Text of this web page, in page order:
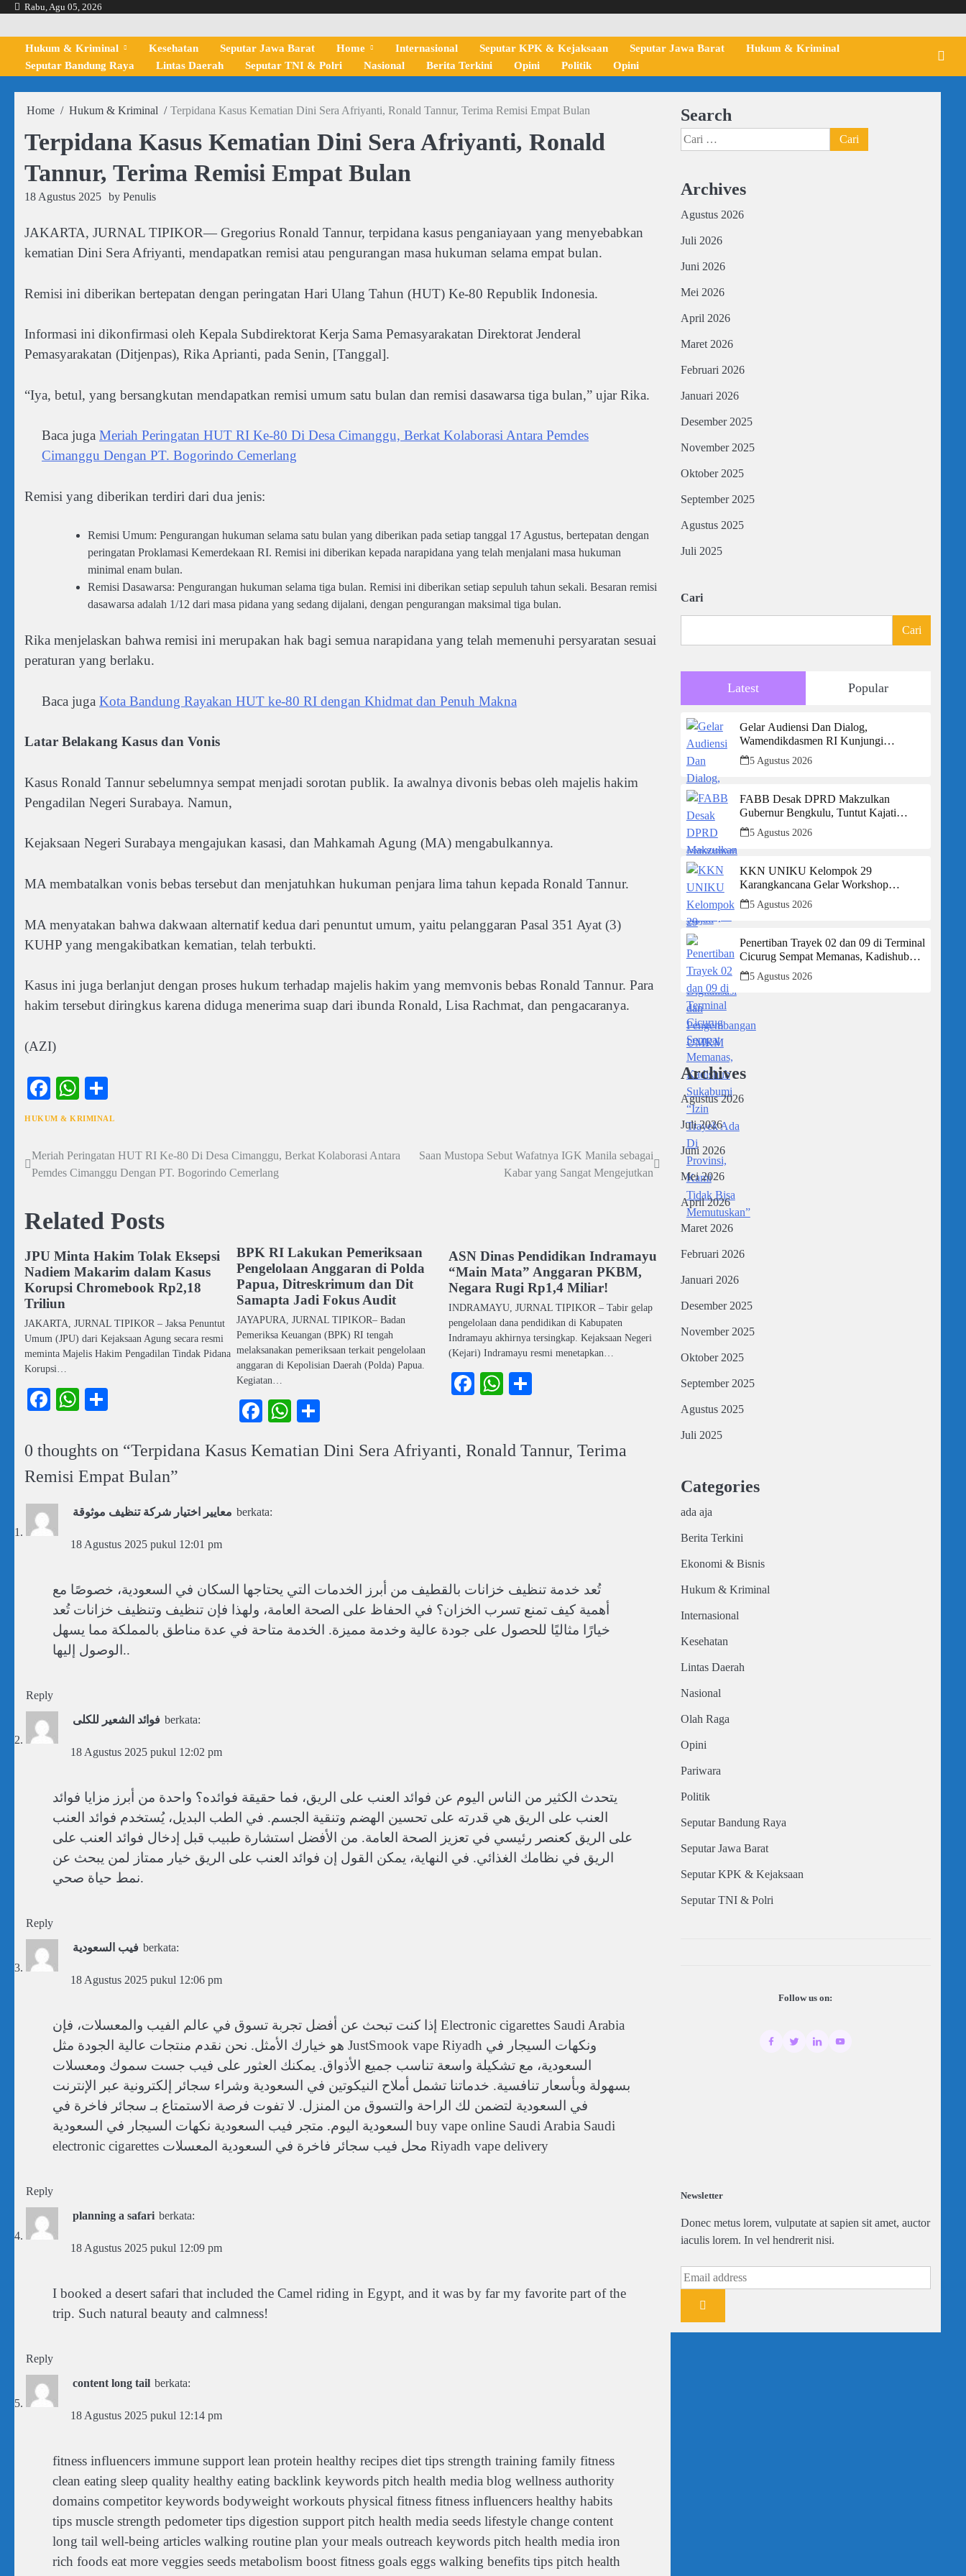
Skip
content
Rabu, Agu 05, 2026
Hukum & Kriminal Kesehatan Seputar Jawa Barat Home Internasional Seputar KPK & Kejaksaan Seputar Jawa Barat
Hukum & Kriminal
Seputar Bandung Raya
Lintas Daerah Seputar TNI & Polri Nasional Berita Terkini Opini Politik Opini
Home Hukum & Kriminal Terpidana Kasus Kematian Dini Sera Afriyanti, Ronald Tannur, Terima Remisi Empat Bulan
Terpidana Kasus Kematian Dini Sera Afriyanti, Ronald
Tannur, Terima Remisi Empat Bulan
18 Agustus 2025 by Penulis
JAKARTA, JURNAL TIPIKOR— Gregorius Ronald Tannur, terpidana kasus penganiayaan yang menyebabkan
kematian Dini Sera Afriyanti, mendapatkan remisi atau pengurangan masa hukuman selama empat bulan.
Remisi ini diberikan bertepatan dengan peringatan Hari Ulang Tahun (HUT) Ke-80 Republik Indonesia.
Informasi ini dikonfirmasi oleh Kepala Subdirektorat Kerja Sama Pemasyarakatan Direktorat Jenderal
Pemasyarakatan (Ditjenpas), Rika Aprianti, pada Senin, [Tanggal].
“Iya, betul, yang bersangkutan mendapatkan remisi umum satu bulan dan remisi dasawarsa tiga bulan,” ujar Rika.
Baca juga Meriah Peringatan HUT RI Ke-80 Di Desa Cimanggu, Berkat Kolaborasi Antara Pemdes
Cimanggu Dengan PT. Bogorindo Cemerlang
Remisi yang diberikan terdiri dari dua jenis:
Remisi Umum: Pengurangan hukuman selama satu bulan yang diberikan pada setiap tanggal 17 Agustus, bertepatan dengan
peringatan Proklamasi Kemerdekaan RI. Remisi ini diberikan kepada narapidana yang telah menjalani masa hukuman
minimal enam bulan.
Remisi Dasawarsa: Pengurangan hukuman selama tiga bulan. Remisi ini diberikan setiap sepuluh tahun sekali. Besaran remisi
dasawarsa adalah 1/12 dari masa pidana yang sedang dijalani, dengan pengurangan maksimal tiga bulan.
Rika menjelaskan bahwa remisi ini merupakan hak bagi semua narapidana yang telah memenuhi persyaratan sesuai
peraturan yang berlaku.
Baca juga Kota Bandung Rayakan HUT ke-80 RI dengan Khidmat dan Penuh Makna
Latar Belakang Kasus dan Vonis
Kasus Ronald Tannur sebelumnya sempat menjadi sorotan publik. Ia awalnya divonis bebas oleh majelis hakim
Pengadilan Negeri Surabaya. Namun,
Kejaksaan Negeri Surabaya mengajukan kasasi, dan Mahkamah Agung (MA) mengabulkannya.
MA membatalkan vonis bebas tersebut dan menjatuhkan hukuman penjara lima tahun kepada Ronald Tannur.
MA menyatakan bahwa dakwaan alternatif kedua dari penuntut umum, yaitu pelanggaran Pasal 351 Ayat (3)
KUHP yang mengakibatkan kematian, telah terbukti.
Kasus ini juga berlanjut dengan proses hukum terhadap majelis hakim yang memvonis bebas Ronald Tannur. Para
hakim tersebut diringkus karena diduga menerima suap dari ibunda Ronald, Lisa Rachmat, dan pengacaranya.
(AZI)
Facebook
WhatsApp
HUKUM & KRIMINAL
Navigasi
Meriah Peringatan HUT RI Ke-80 Di Desa Cimanggu, Berkat Kolaborasi Antara
Pemdes Cimanggu Dengan PT. Bogorindo Cemerlang
Saan Mustopa Sebut Wafatnya IGK Manila sebagai
Kabar yang Sangat Mengejutkan
Related Posts
JPU Minta Hakim Tolak Eksepsi
Nadiem Makarim dalam Kasus
Korupsi Chromebook Rp2,18
Triliun
JAKARTA, JURNAL TIPIKOR – Jaksa Penuntut
Umum (JPU) dari Kejaksaan Agung secara resmi
meminta Majelis Hakim Pengadilan Tindak Pidana
Korupsi…
Facebook
WhatsApp
BPK RI Lakukan Pemeriksaan
Pengelolaan Anggaran di Polda
Papua, Ditreskrimum dan Dit
Samapta Jadi Fokus Audit
JAYAPURA, JURNAL TIPIKOR– Badan
Pemeriksa Keuangan (BPK) RI tengah
melaksanakan pemeriksaan terkait pengelolaan
anggaran di Kepolisian Daerah (Polda) Papua.
Kegiatan…
Facebook
WhatsApp
ASN Dinas Pendidikan Indramayu
“Main Mata” Anggaran PKBM,
Negara Rugi Rp1,4 Miliar!
INDRAMAYU, JURNAL TIPIKOR – Tabir gelap
pengelolaan dana pendidikan di Kabupaten
Indramayu akhirnya tersingkap. Kejaksaan Negeri
(Kejari) Indramayu resmi menetapkan…
Facebook
WhatsApp
0 thoughts on “Terpidana Kasus Kematian Dini Sera Afriyanti, Ronald Tannur, Terima
Remisi Empat Bulan”
معايير اختيار شركة تنظيف موثوقة berkata:
18 Agustus 2025 pukul 12:01 pm
تُعد خدمة تنظيف خزانات بالقطيف من أبرز الخدمات التي يحتاجها السكان في السعودية، خصوصًا مع
أهمية كيف تمنع تسرب الخزان؟ في الحفاظ على الصحة العامة، ولهذا فإن تنظيف وتنظيف خزانات تُعد
خيارًا مثاليًا للحصول على جودة عالية وخدمة مميزة. الخدمة متاحة في عدة مناطق بالمملكة مما يسهل
الوصول إليها..
Reply
فوائد الشعير للكلى berkata:
18 Agustus 2025 pukul 12:02 pm
يتحدث الكثير من الناس اليوم عن فوائد العنب على الريق، فما حقيقة فوائده؟ واحدة من أبرز مزايا فوائد
العنب على الريق هي قدرته على تحسين الهضم وتنقية الجسم. في الطب البديل، يُستخدم فوائد العنب
على الريق كعنصر رئيسي في تعزيز الصحة العامة. من الأفضل استشارة طبيب قبل إدخال فوائد العنب على
الريق في نظامك الغذائي. في النهاية، يمكن القول إن فوائد العنب على الريق خيار ممتاز لمن يبحث عن
نمط حياة صحي.
Reply
فيب السعودية berkata:
18 Agustus 2025 pukul 12:06 pm
إذا كنت تبحث عن أفضل تجربة تسوق في عالم الفيب والمعسلات، فإن Electronic cigarettes Saudi Arabia
هو خيارك الأمثل. نحن نقدم منتجات عالية الجودة مثل JustSmook vape Riyadh ونكهات السيجار في
السعودية، مع تشكيلة واسعة تناسب جميع الأذواق. يمكنك العثور على فيب جست سموك ومعسلات
بسهولة وبأسعار تنافسية. خدماتنا تشمل أملاح النيكوتين في السعودية وشراء سجائر إلكترونية عبر الإنترنت
في السعودية لتضمن لك الراحة والتسوق من المنزل. لا تفوت فرصة الاستمتاع بـ سجائر فاخرة في
السعودية اليوم. متجر فيب السعودية نكهات السيجار في السعودية buy vape online Saudi Arabia Saudi
electronic cigarettes محل فيب سجائر فاخرة في السعودية المعسلات Riyadh vape delivery
Reply
planning a safari berkata:
18 Agustus 2025 pukul 12:09 pm
I booked a desert safari that included the Camel riding in Egypt, and it was by far my favorite part of the
trip. Such natural beauty and calmness!
Reply
content long tail berkata:
18 Agustus 2025 pukul 12:14 pm
fitness influencers immune support lean protein healthy recipes diet tips strength training family fitness
clean eating sleep quality healthy eating backlink keywords pitch health media blog wellness authority
domains competitor keywords bodyweight workouts physical fitness fitness influencers healthy habits
tips muscle strength pedometer tips digestion support pitch health media seeds lifestyle change content
long tail well‑being articles walking routine plan your meals outreach keywords pitch health media iron
rich foods eat more veggies seeds metabolism boost fitness goals eggs walking benefits tips pitch health
Search
Cari
untuk:
Archives
Agustus 2026
Juli 2026
Juni 2026
Mei 2026
April 2026
Maret 2026
Februari 2026
Januari 2026
Desember 2025
November 2025
Oktober 2025
September 2025
Agustus 2025
Juli 2025
Cari
Cari
Latest Popular
Gelar Audiensi Dan Dialog,
Wamendikdasmen RI Kunjungi
Kabupaten Sukabumi, 174 Sekolah
Mendapat Bantuan Rehabilitasi
5 Agustus 2026
FABB Desak DPRD Makzulkan
Gubernur Bengkulu, Tuntut Kajati
Transparan Soal Kasus Mega Mall
5 Agustus 2026
KKN UNIKU Kelompok 29
Karangkancana Gelar Workshop
Digitalisasi dan Pengembangan UMKM
5 Agustus 2026
Penertiban Trayek 02 dan 09 di Terminal
Cicurug Sempat Memanas, Kadishub
Sukabumi “Izin Trayek Ada Di Provinsi,
Kami Tidak Bisa Memutuskan”
5 Agustus 2026
Archives
Agustus 2026
Juli 2026
Juni 2026
Mei 2026
April 2026
Maret 2026
Februari 2026
Januari 2026
Desember 2025
November 2025
Oktober 2025
September 2025
Agustus 2025
Juli 2025
Categories
ada aja
Berita Terkini
Ekonomi & Bisnis
Hukum & Kriminal
Internasional
Kesehatan
Lintas Daerah
Nasional
Olah Raga
Opini
Pariwara
Politik
Seputar Bandung Raya
Seputar Jawa Barat
Seputar KPK & Kejaksaan
Seputar TNI & Polri
Follow us on:
Newsletter
Donec metus lorem, vulputate at sapien sit amet, auctor
iaculis lorem. In vel hendrerit nisi.